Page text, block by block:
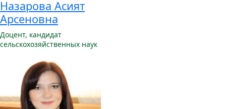
Назарова Асият
Арсеновна
Доцент, кандидат
сельскохозяйственных наук